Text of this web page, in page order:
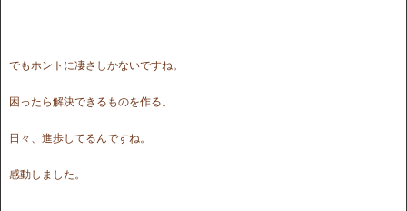
でもホントに凄さしかないですね。
困ったら解決できるものを作る。
日々、進歩してるんですね。
感動しました。